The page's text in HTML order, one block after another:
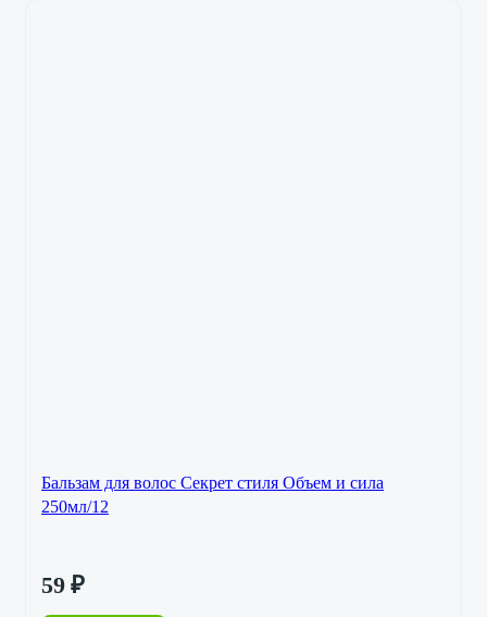
Бальзам для волос Секрет стиля Объем и сила
250мл/12
59 ₽